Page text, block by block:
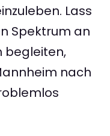
Lass
Spektrum an
begleiten,
nach